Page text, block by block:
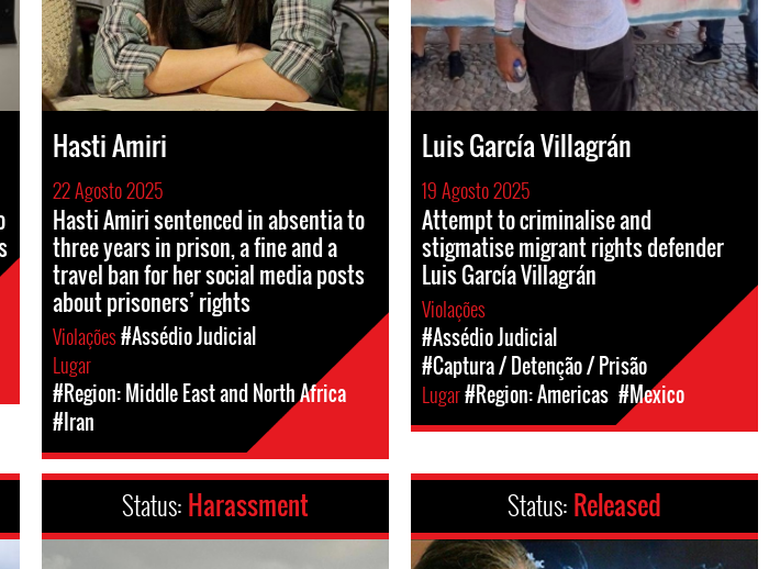
Hasti Amiri
22 Agosto 2025
Hasti Amiri sentenced in absentia to
three years in prison, a fine and a
travel ban for her social media posts
about prisoners’ rights
Violações#Assédio Judicial
Lugar
#Region: Middle East and North Africa
#Iran
Luis García Villagrán
19 Agosto 2025
Attempt to criminalise and
stigmatise migrant rights defender
Luis García Villagrán
Violações
#Assédio Judicial
#Captura / Detenção / Prisão
Lugar#Region: Americas #Mexico
Status: Harassment Status: Released